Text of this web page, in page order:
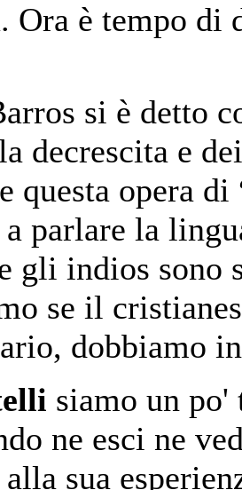
Ora è tempo di
si è detto
decrescita e
questa opera
parlare la
gli indios
se il
dobbiamo
siamo un
ne esci ne
alla sua